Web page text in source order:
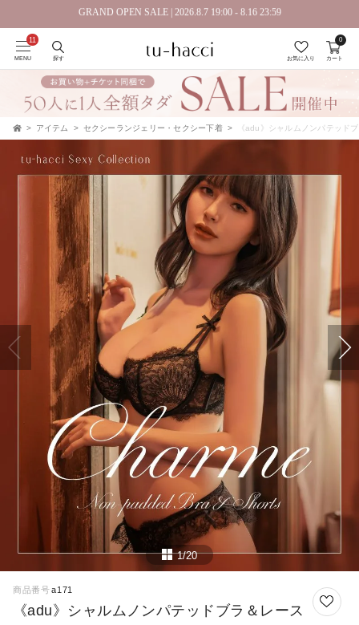
GRAND OPEN SALE | 2026.8.7 19:00 - 8.16 23:59
会員登録で今すぐ使えるポイントプレゼント！
MENU 探す お気に入り カート
0
アイテム セクシーランジェリー・セクシー下着 《adu》シャルムノンパテッド
1/20
商品番号 a171
《adu》シャルムノンパテッドブラ＆レース